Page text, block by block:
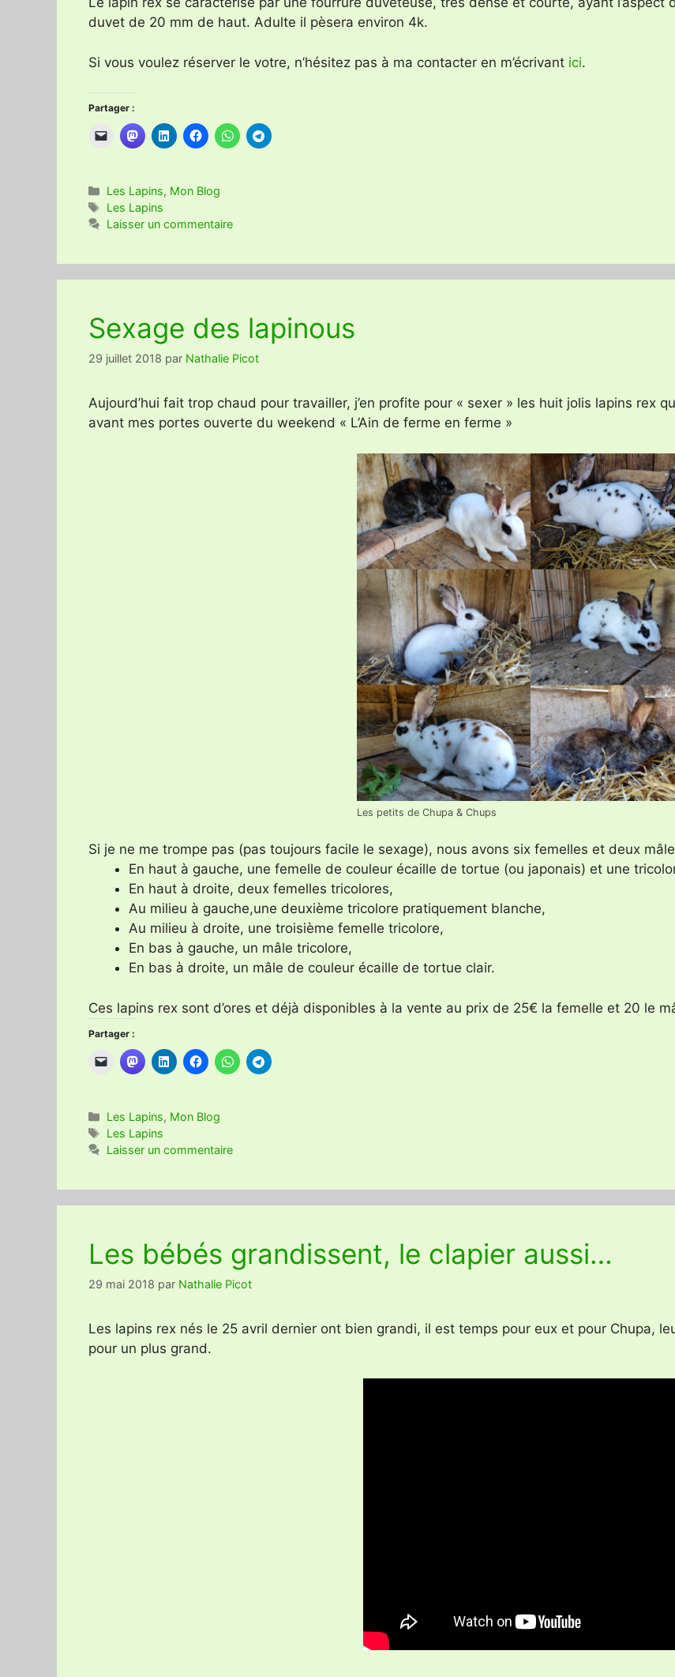
duvet de 20 mm de haut. Adulte il pèsera environ 4k.
Si vous voulez réserver le votre, n’hésitez pas à ma contacter en m’écrivant ici.
Partager :
Catégories
Les Lapins, Mon Blog
Étiquettes
Les Lapins
Laisser un commentaire
Sexage des lapinous
29 juillet 2018 par Nathalie Picot
Aujourd’hui fait trop chaud pour travailler, j’en profite pour « sexer » les huit jolis lapins rex
avant mes portes ouverte du weekend « L’Ain de ferme en ferme »
Les petits de Chupa & Chups
Si je ne me trompe pas (pas toujours facile le sexage), nous avons six femelles et deux
En haut à gauche, une femelle de couleur écaille de tortue (ou japonais) et une
En haut à droite, deux femelles tricolores,
Au milieu à gauche,une deuxième tricolore pratiquement blanche,
Au milieu à droite, une troisième femelle tricolore,
En bas à gauche, un mâle tricolore,
En bas à droite, un mâle de couleur écaille de tortue clair.
Ces lapins rex sont d’ores et déjà disponibles à la vente au prix de 25€ la femelle et 20 le
Partager :
Catégories
Les Lapins, Mon Blog
Étiquettes
Les Lapins
Laisser un commentaire
Les bébés grandissent, le clapier aussi…
29 mai 2018 par Nathalie Picot
Les lapins rex nés le 25 avril dernier ont bien grandi, il est temps pour eux et pour Chupa,
pour un plus grand.